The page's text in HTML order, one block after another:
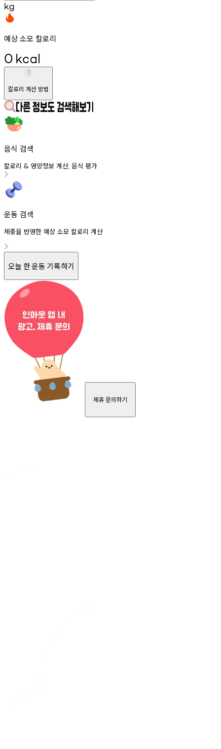
kg
예상 소모 칼로리
0 kcal
칼로리 계산 방법
음식 검색
칼로리 & 영양정보 계산, 음식 평가
운동 검색
체중을 반영한 예상 소모 칼로리 계산
오늘 한 운동 기록하기
제휴 문의하기